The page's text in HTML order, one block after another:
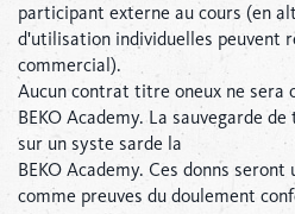
participant externe au cours (en
d'utilisation individuelles peuvent
commercial).
Aucun contrat titre oneux ne sera
BEKO Academy. La sauvegarde
sur un syste sarde la
BEKO Academy. Ces donns
comme preuves du doulement